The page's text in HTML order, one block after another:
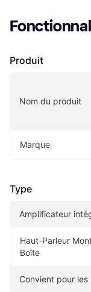
Produit
Nom du produit
Marque
Type
Amplificateur
Haut-Parleur
Boîte
Convient pour les